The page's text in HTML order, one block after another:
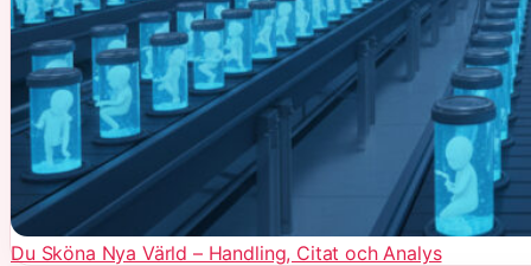
Du Sköna Nya Värld – Handling, Citat och Analys